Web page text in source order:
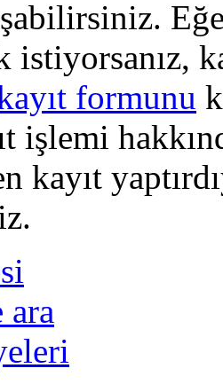
istiyorsanız,
formunu
işlemi
kayıt
ara